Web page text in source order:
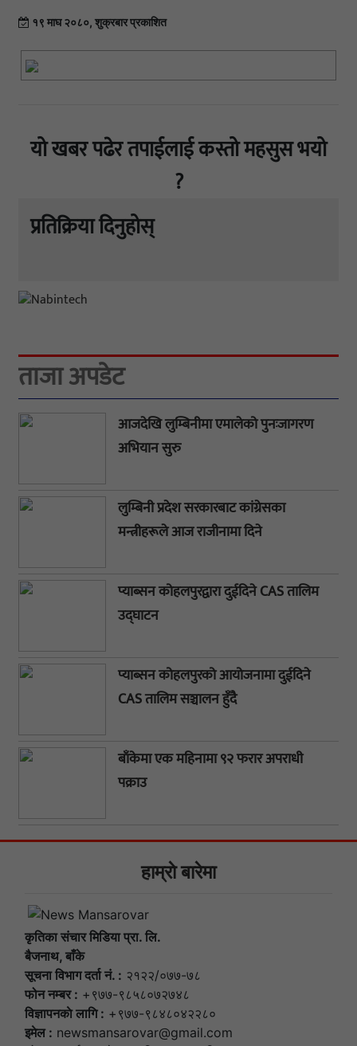
१९ माघ २०८०, शुक्रबार प्रकाशित
यो खबर पढेर तपाईलाई कस्तो महसुस भयो
?
प्रतिक्रिया दिनुहोस्
ताजा अपडेट
आजदेखि लुम्बिनीमा एमालेको पुनःजागरण
अभियान सुरु
लुम्बिनी प्रदेश सरकारबाट कांग्रेसका
मन्त्रीहरूले आज राजीनामा दिने
प्याब्सन कोहलपुरद्वारा दुईदिने CAS तालिम
उद्घाटन
प्याब्सन कोहलपुरको आयोजनामा दुईदिने
CAS तालिम सञ्चालन हुँदै
बाँकेमा एक महिनामा ९२ फरार अपराधी
पक्राउ
हाम्राे बारेमा
कृतिका संचार मिडिया प्रा. लि.
बैजनाथ, बाँके
सूचना विभाग दर्ता नं. : २१२२/०७७-७८
फोन नम्बर : +९७७-९८५८०७२७४८
विज्ञापनकाे लागि : +९७७-९८४८०४२२८०
इमेल : newsmansarovar@gmail.com